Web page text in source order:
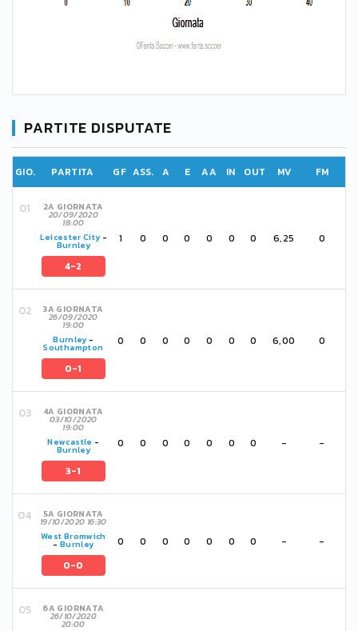
PARTITE DISPUTATE
GIO. PARTITA GF ASS. A E AA IN OUT MV FM
2A GIORNATA
20/09/2020
18:00
Leicester City-
Burnley
4-2
1 0 0 0 0 0 0 6,25 0
3A GIORNATA
26/09/2020
19:00
Burnley-
Southampton
0-1
0 0 0 0 0 0 0 6,00 0
4A GIORNATA
03/10/2020
19:00
Newcastle -
Burnley
3-1
0 0 0 0 0 0 0 - -
5A GIORNATA
19/10/2020 16:30
West Bromwich
- Burnley
0-0
0 0 0 0 0 0 0 - -
6A GIORNATA
26/10/2020
20:00